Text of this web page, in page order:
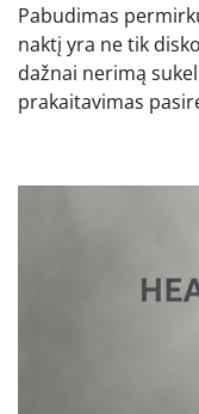
Pabudimas
naktį yra ne tik
dažnai nerimą
prakaitavimas